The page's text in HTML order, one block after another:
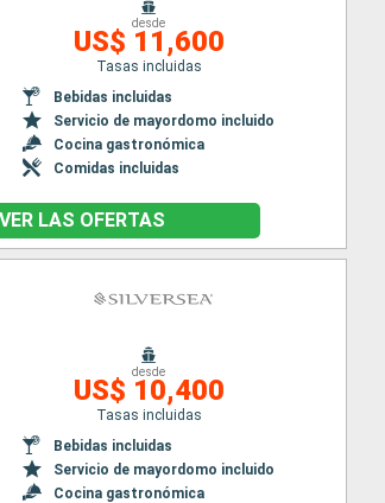
desde
US$ 11,600
Tasas incluidas
Bebidas incluidas
Servicio de mayordomo incluido
Cocina gastronómica
Comidas incluidas
VER LAS OFERTAS
desde
US$ 10,400
Tasas incluidas
Bebidas incluidas
Servicio de mayordomo incluido
Cocina gastronómica